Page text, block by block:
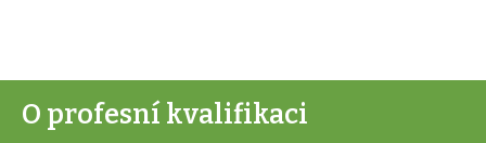
O profesní kvalifikaci